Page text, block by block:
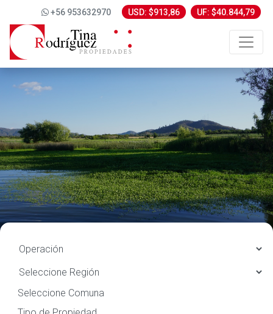
+56 953632970 USD: $913,86 UF: $40.844,79